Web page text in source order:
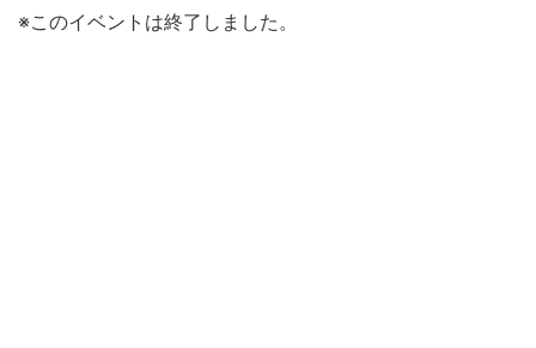
※このイベントは終了しました。